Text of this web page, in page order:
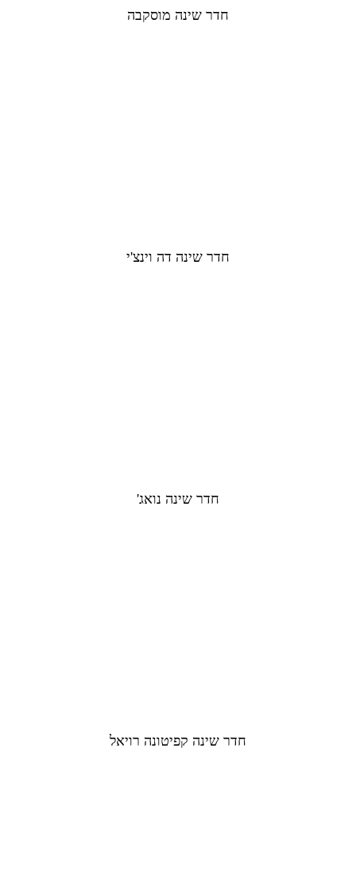
חדר שינה מוסקבה
חדר שינה דה וינצ'י​
חדר שינה נואג'
חדר שינה קפיטונה רויאל​